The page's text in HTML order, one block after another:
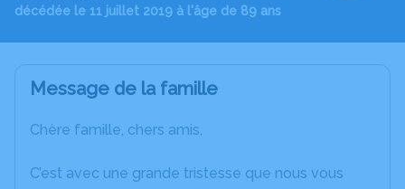
décédée le 11 juillet 2019 à l'âge de 89 ans
Message de la famille
Chère famille, chers amis,
C’est avec une grande tristesse que nous vous